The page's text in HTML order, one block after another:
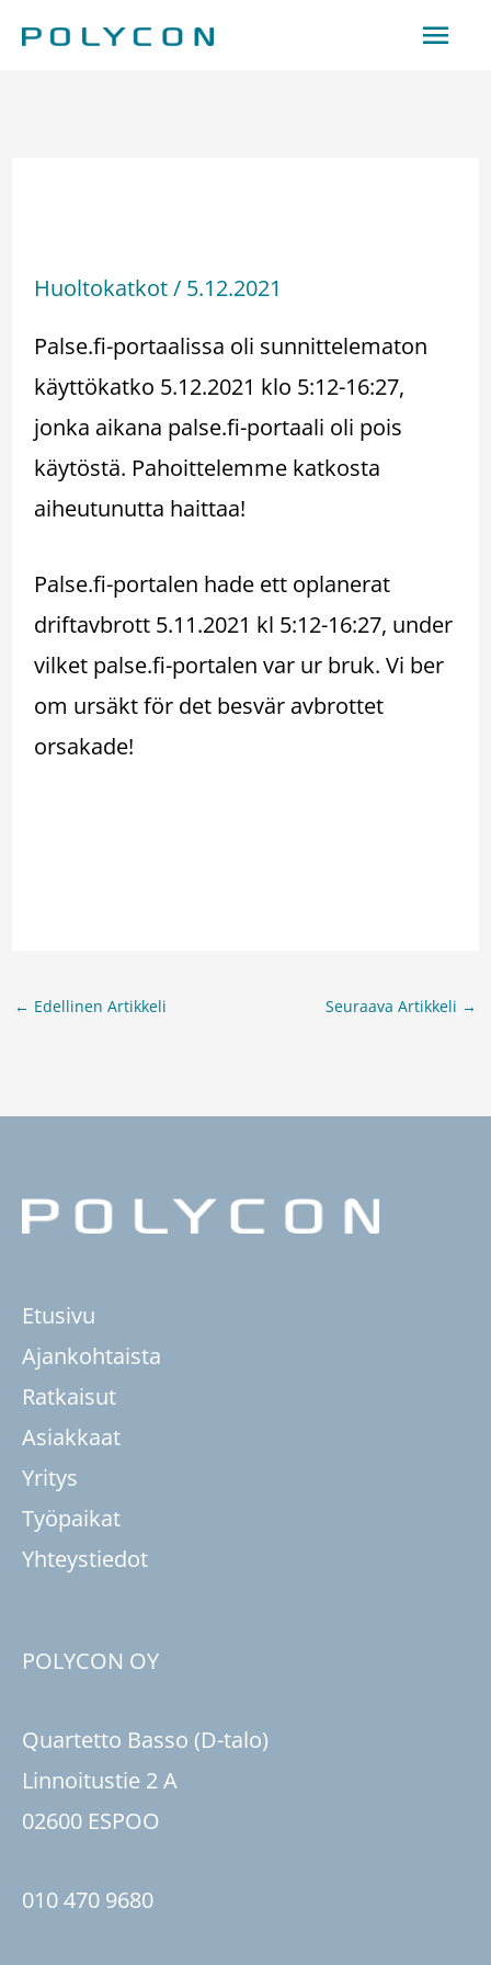
Huoltokatkot/ 5.12.2021
Palse.fi-portaalissa oli sunnittelematon
käyttökatko 5.12.2021 klo 5:12-16:27,
jonka aikana palse.fi-portaali oli pois
käytöstä. Pahoittelemme katkosta
aiheutunutta haittaa!
Palse.fi-portalen hade ett oplanerat
driftavbrott 5.11.2021 kl 5:12-16:27, under
vilket palse.fi-portalen var ur bruk. Vi ber
om ursäkt för det besvär avbrottet
orsakade!
← Edellinen Artikkeli Seuraava Artikkeli →
Etusivu
Ajankohtaista
Ratkaisut
Asiakkaat
Yritys
Työpaikat
Yhteystiedot
POLYCON OY
Quartetto Basso (D-talo)
Linnoitustie 2 A
02600 ESPOO
010 470 9680